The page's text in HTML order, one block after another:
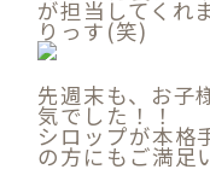
が担当してくれ
りっす(笑)
先週末も、お子
気でした！！
シロップが本格
の方にもご満足